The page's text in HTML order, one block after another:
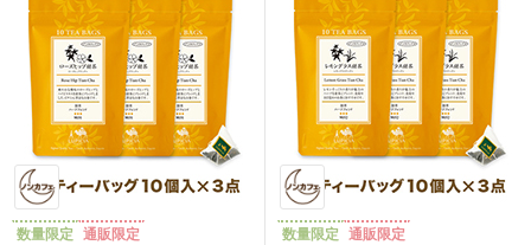
数量限定 通販限定 数量限定 通販限定